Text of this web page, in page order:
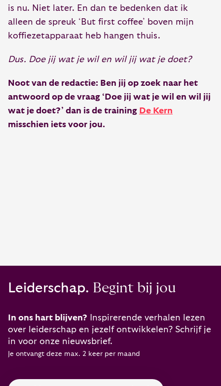
is nu. Niet later. En dan te bedenken dat ik
alleen de spreuk ‘But first coffee’ boven mijn
koffiezetapparaat heb hangen thuis.
Dus. Doe jij wat je wil en wil jij wat je doet?
Noot van de redactie: Ben jij op zoek naar het
antwoord op de vraag ‘Doe jij wat je wil en wil jij
wat je doet?’ dan is de training De Kern
misschien iets voor jou.
Leiderschap. Begint bij jou
In ons hart blijven? Inspirerende verhalen lezen
over leiderschap en jezelf ontwikkelen? Schrijf je
in voor onze nieuwsbrief.
Je ontvangt deze max. 2 keer per maand